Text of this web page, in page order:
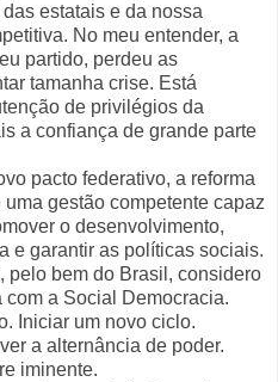
estatais e da nossa
No meu entender, a
partido, perdeu as
tamanha crise. Está
de privilégios da
a confiança de grande parte
pacto federativo, a reforma
gestão competente capaz
o desenvolvimento,
e garantir as políticas sociais.
pelo bem do Brasil, considero
a Social Democracia.
Iniciar um novo ciclo.
a alternância de poder.
iminente.